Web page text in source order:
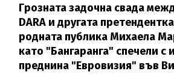
Грозната задочна свада
DARA и другата
родната публика Михаела
като "Бангаранга" спечели с
преднина "Евровизия" във